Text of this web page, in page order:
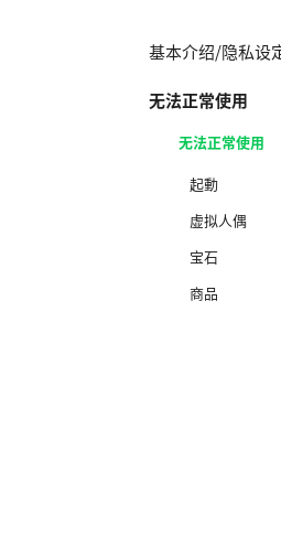
基本介绍/隐私设
无法正常使用
无法正常使用
起動
虚拟人偶
宝石
商品